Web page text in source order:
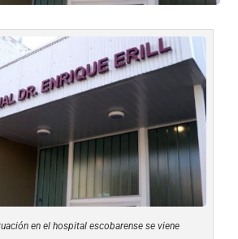
en el hospital escobarense se viene